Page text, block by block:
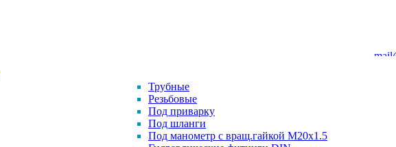
Трубные
Резьбовые
Под приварку
Под шланги
Под манометр с вращ.гайкой M20x1.5